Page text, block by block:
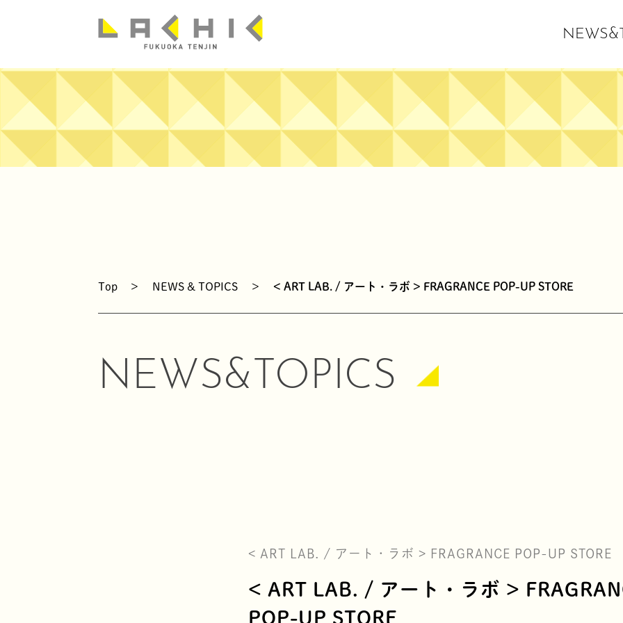
Top > NEWS & TOPICS > < ART LAB. / アート・ラボ > FRAGRANCE POP-UP STORE
NEWS&TOPICS
< ART LAB. / アート・ラボ > FRAGRANCE POP-UP STORE
< ART LAB. / アート・ラボ >
POP-UP STORE